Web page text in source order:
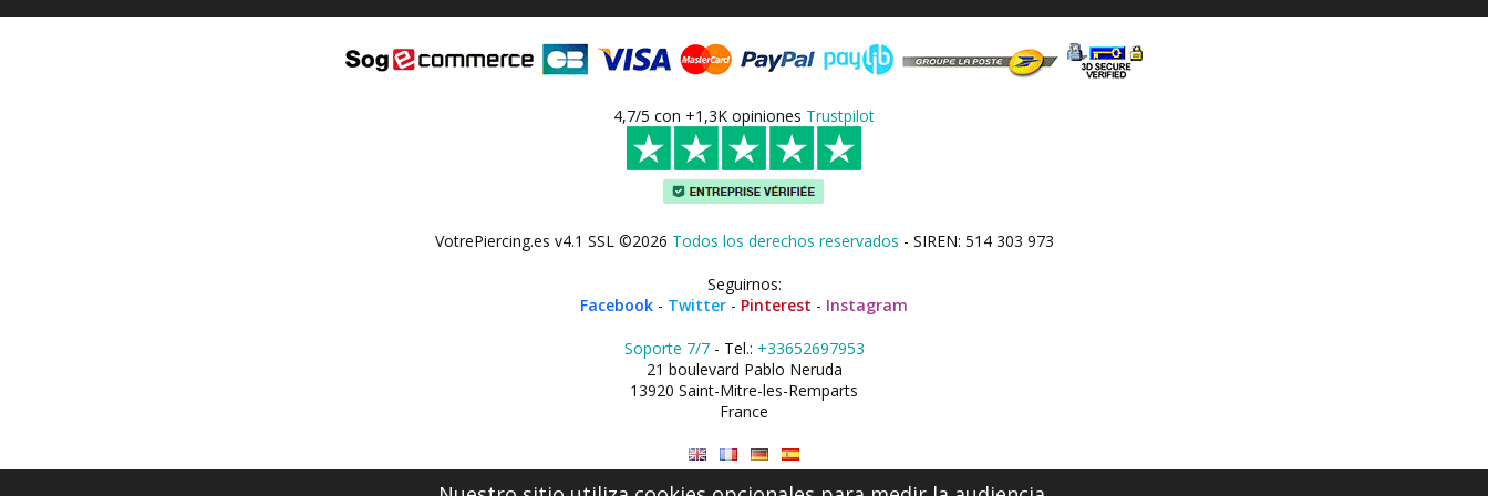
4,7/5 con +1,3K opiniones Trustpilot
VotrePiercing.es v4.1 SSL ©2026 Todos los derechos reservados - SIREN: 514 303 973
Seguirnos:
Facebook - Twitter - Pinterest - Instagram
Soporte 7/7- Tel.: +33652697953
21 boulevard Pablo Neruda
13920 Saint-Mitre-les-Remparts
France